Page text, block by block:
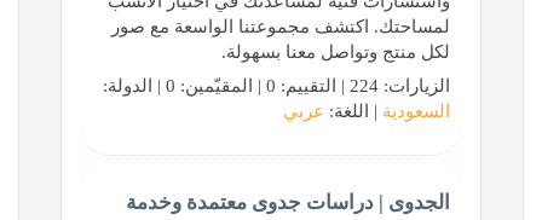
لمساحتك. اكتشف مجموعتنا الواسعة مع صور
لكل منتج وتواصل معنا بسهولة.
الزيارات: 224 | التقييم: 0 | المقيّمين: 0 | الدولة:
السعودية | اللغة: عربي
الجدوى | دراسات جدوى معتمدة وخدمة